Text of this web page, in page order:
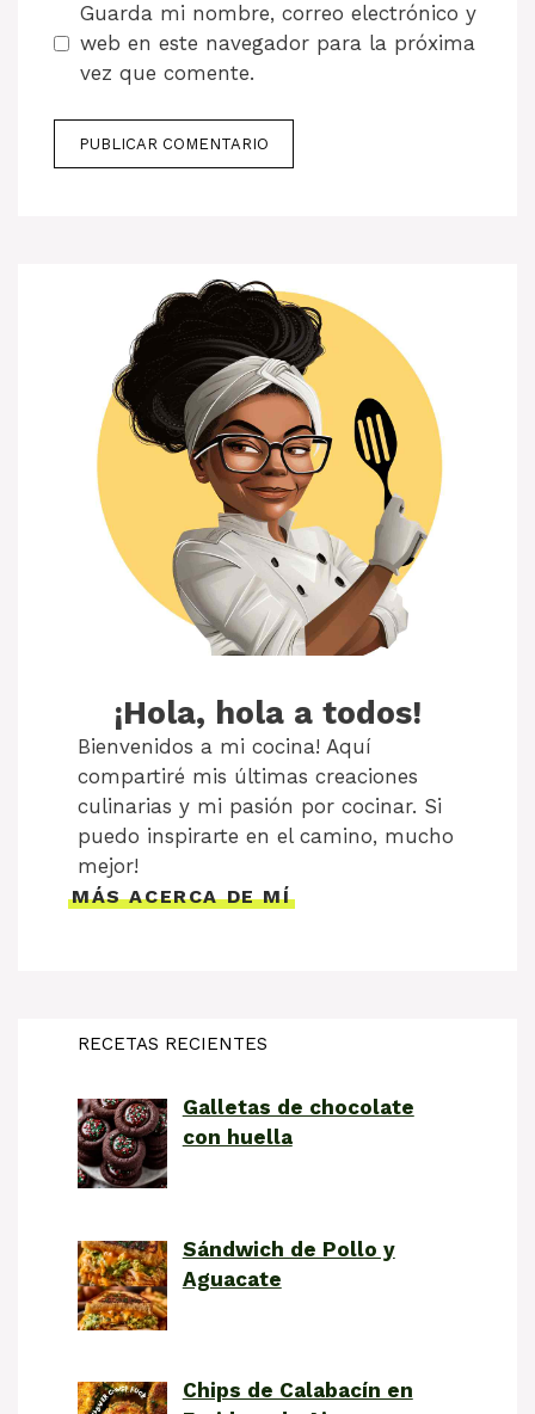
Guarda mi nombre, correo electrónico y
web en este navegador para la próxima
vez que comente.
¡Hola, hola a todos!
Bienvenidos a mi cocina! Aquí
compartiré mis últimas creaciones
culinarias y mi pasión por cocinar. Si
puedo inspirarte en el camino, mucho
mejor!
MÁS ACERCA DE MÍ
RECETAS RECIENTES
Galletas de chocolate
con huella
Sándwich de Pollo y
Aguacate
Chips de Calabacín en